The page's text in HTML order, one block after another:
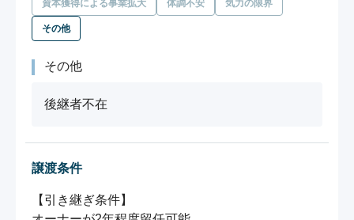
資本獲得による事業拡大 体調不安 気力の限界
その他
その他
後継者不在
譲渡条件
【引き継ぎ条件】